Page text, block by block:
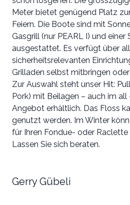
Meter bietet genügend Platz
Feiern. Die Boote sind mit
Gasgrill (nur PEARL I) und
ausgestattet. Es verfügt über
sicherheitsrelevanten
Grilladen selbst mitbringen
Zur Auswahl steht unser Hit:
Pork) mit Beilagen – auch im
Angebot erhältlich. Das Floss
genutzt werden. Im Winter
für Ihren Fondue- oder Raclette
Lassen Sie sich beraten.
Gerry Gübeli